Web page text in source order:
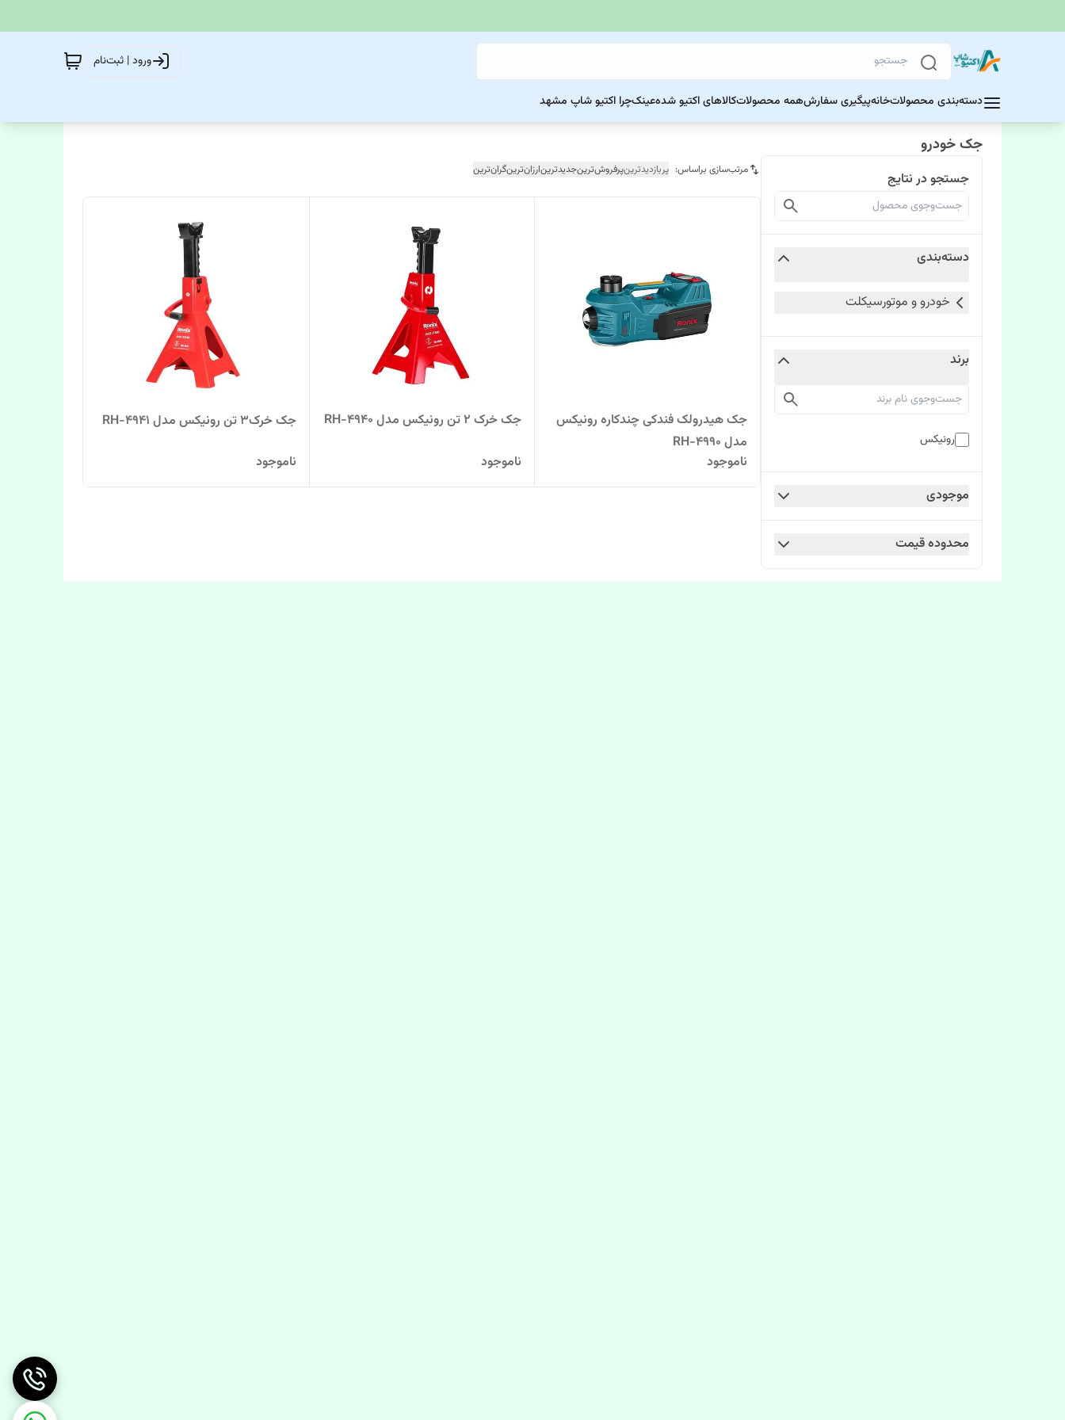
ورود | ثبت‌نام
دسته‌بندی محصولاتخانهپیگیری سفارشهمه محصولاتکالاهای اکتیو شدهعینکچرا اکتیو شاپ مشهد
جک خودرو
جستجو در نتایج
دسته‌بندی
خودرو و موتورسیکلت
برند
رونیکس
موجودی
محدوده قیمت
مرتب‌سازی براساس: پربازدیدترینپرفروش‌ترینجدیدترینارزان‌ترینگران‌ترین
جک هیدرولک فندکی چندکاره رونیکس
مدل RH-4990
ناموجود
جک خرک 2 تن رونیکس مدل RH-4940
ناموجود
جک خرک3 تن رونیکس مدل RH-4941
ناموجود